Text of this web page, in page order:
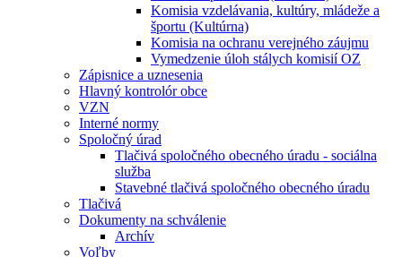
Komisia vzdelávania, kultúry, mládeže a
športu (Kultúrna)
Komisia na ochranu verejného záujmu
Vymedzenie úloh stálych komisií OZ
Zápisnice a uznesenia
Hlavný kontrolór obce
VZN
Interné normy
Spoločný úrad
Tlačivá spoločného obecného úradu - sociálna
služba
Stavebné tlačivá spoločného obecného úradu
Tlačivá
Dokumenty na schválenie
Archív
Voľby